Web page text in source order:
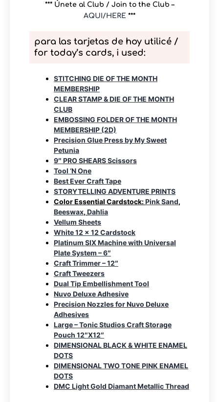
*** Únete al Club / Join to the Club –
AQUI/HERE ***
para las tarjetas de hoy utilicé /
for today’s cards, i used:
STITCHING DIE OF THE MONTH
MEMBERSHIP
CLEAR STAMP & DIE OF THE MONTH
CLUB
EMBOSSING FOLDER OF THE MONTH
MEMBERSHIP (2D)
Precision Glue Press by My Sweet
Petunia
9″ PRO SHEARS Scissors
Tool ‘N One
Best Ever Craft Tape
STORYTELLING ADVENTURE PRINTS
Color Essential Cardstock:Pink Sand,
Beeswax, Dahlia
Vellum Sheets
White 12 x 12 Cardstock
Platinum SIX Machine with Universal
Plate System – 6″
Craft Trimmer – 12″
Craft Tweezers
Dual Tip Embellishment Tool
Nuvo Deluxe Adhesive
Precision Nozzles for Nuvo Deluxe
Adhesives
Large – Tonic Studios Craft Storage
Pouch 12″X12″
DIMENSIONAL BLACK & WHITE ENAMEL
DOTS
DIMENSIONAL TWO TONE PINK ENAMEL
DOTS
DMC Light Gold Diamant Metallic Thread